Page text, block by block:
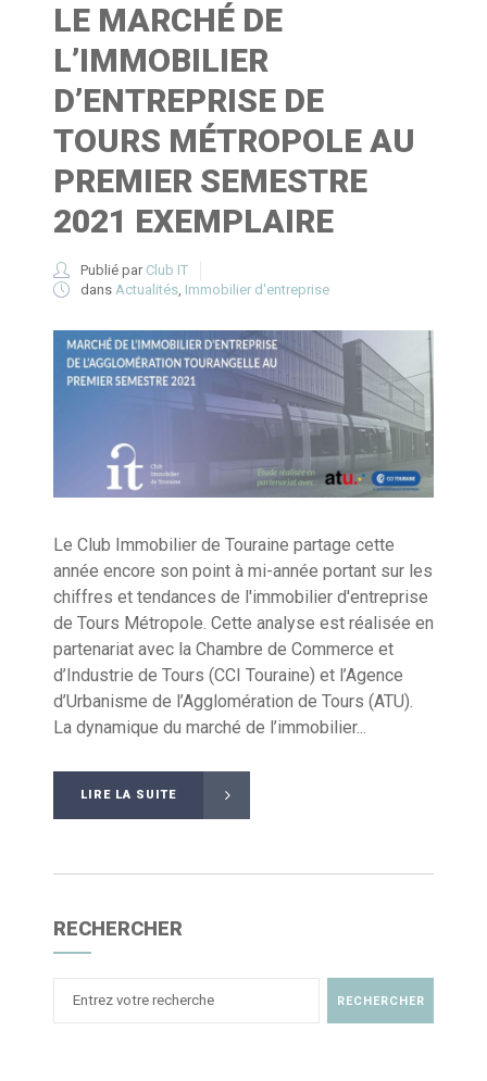
LE MARCHÉ DE
L’IMMOBILIER
D’ENTREPRISE DE
TOURS MÉTROPOLE AU
PREMIER SEMESTRE
2021 EXEMPLAIRE
Publié par Club IT
dans Actualités, Immobilier d'entreprise
Le Club Immobilier de Touraine partage cette
année encore son point à mi-année portant sur les
chiffres et tendances de l'immobilier d'entreprise
de Tours Métropole. Cette analyse est réalisée en
partenariat avec la Chambre de Commerce et
d’Industrie de Tours (CCI Touraine) et l’Agence
d’Urbanisme de l’Agglomération de Tours (ATU).
La dynamique du marché de l’immobilier...
LIRE LA SUITE
RECHERCHER